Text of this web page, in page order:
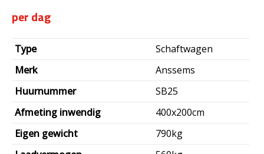
Type
Schaftwagen
Merk
Anssems
Huurnummer
SB25
Afmeting inwendig
400x200cm
Eigen gewicht
790kg